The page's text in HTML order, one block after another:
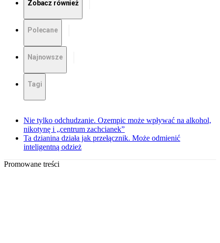
Zobacz również
Polecane
Najnowsze
Tagi
Nie tylko odchudzanie. Ozempic może wpływać na alkohol,
nikotynę i „centrum zachcianek”
Ta dzianina działa jak przełącznik. Może odmienić
inteligentną odzież
Promowane treści